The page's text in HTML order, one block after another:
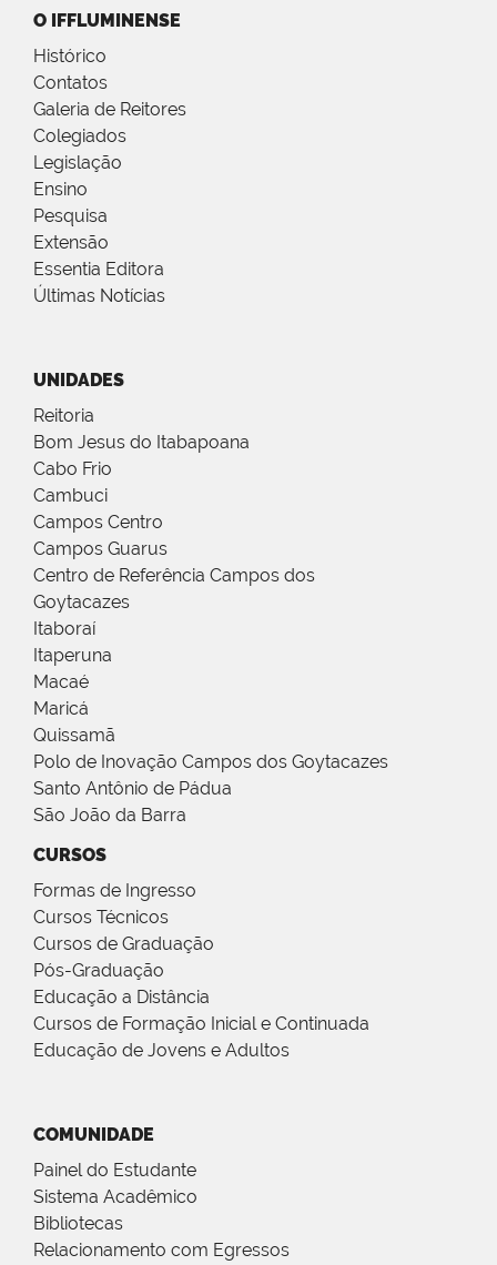
O IFFLUMINENSE
Histórico
Contatos
Galeria de Reitores
Colegiados
Legislação
Ensino
Pesquisa
Extensão
Essentia Editora
Últimas Notícias
UNIDADES
Reitoria
Bom Jesus do Itabapoana
Cabo Frio
Cambuci
Campos Centro
Campos Guarus
Centro de Referência Campos dos
Goytacazes
Itaboraí
Itaperuna
Macaé
Maricá
Quissamã
Polo de Inovação Campos dos Goytacazes
Santo Antônio de Pádua
São João da Barra
CURSOS
Formas de Ingresso
Cursos Técnicos
Cursos de Graduação
Pós-Graduação
Educação a Distância
Cursos de Formação Inicial e Continuada
Educação de Jovens e Adultos
COMUNIDADE
Painel do Estudante
Sistema Acadêmico
Bibliotecas
Relacionamento com Egressos